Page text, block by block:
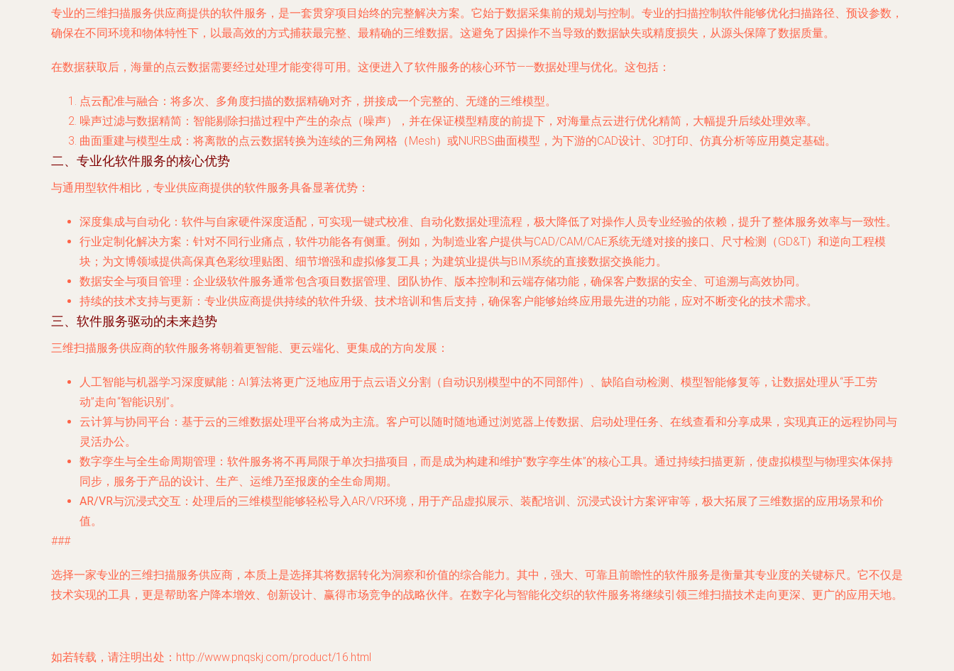
专业的三维扫描服务供应商提供的软件服务，是一套贯穿项目始终的完整解决方案。它始于数据采集前的规划与控制。专业的扫描控制软件能够优化扫描路径、预设参数，
确保在不同环境和物体特性下，以最高效的方式捕获最完整、最精确的三维数据。这避免了因操作不当导致的数据缺失或精度损失，从源头保障了数据质量。
在数据获取后，海量的点云数据需要经过处理才能变得可用。这便进入了软件服务的核心环节——数据处理与优化。这包括：
点云配准与融合 ：将多次、多角度扫描的数据精确对齐，拼接成一个完整的、无缝的三维模型。
噪声过滤与数据精简 ：智能剔除扫描过程中产生的杂点（噪声），并在保证模型精度的前提下，对海量点云进行优化精简，大幅提升后续处理效率。
曲面重建与模型生成 ：将离散的点云数据转换为连续的三角网格（Mesh）或NURBS曲面模型，为下游的CAD设计、3D打印、仿真分析等应用奠定基础。
二、专业化软件服务的核心优势
与通用型软件相比，专业供应商提供的软件服务具备显著优势：
深度集成与自动化 ：软件与自家硬件深度适配，可实现一键式校准、自动化数据处理流程，极大降低了对操作人员专业经验的依赖，提升了整体服务效率与一致性。
行业定制化解决方案 ：针对不同行业痛点，软件功能各有侧重。例如，为制造业客户提供与CAD/CAM/CAE系统无缝对接的接口、尺寸检测（GD&T）和逆向工程模
块；为文博领域提供高保真色彩纹理贴图、细节增强和虚拟修复工具；为建筑业提供与BIM系统的直接数据交换能力。
数据安全与项目管理 ：企业级软件服务通常包含项目数据管理、团队协作、版本控制和云端存储功能，确保客户数据的安全、可追溯与高效协同。
持续的技术支持与更新 ：专业供应商提供持续的软件升级、技术培训和售后支持，确保客户能够始终应用最先进的功能，应对不断变化的技术需求。
三、软件服务驱动的未来趋势
三维扫描服务供应商的软件服务将朝着更智能、更云端化、更集成的方向发展：
人工智能与机器学习深度赋能 ：AI算法将更广泛地应用于点云语义分割（自动识别模型中的不同部件）、缺陷自动检测、模型智能修复等，让数据处理从“手工劳
动”走向“智能识别”。
云计算与协同平台 ：基于云的三维数据处理平台将成为主流。客户可以随时随地通过浏览器上传数据、启动处理任务、在线查看和分享成果，实现真正的远程协同与
灵活办公。
数字孪生与全生命周期管理 ：软件服务将不再局限于单次扫描项目，而是成为构建和维护“数字孪生体”的核心工具。通过持续扫描更新，使虚拟模型与物理实体保持
同步，服务于产品的设计、生产、运维乃至报废的全生命周期。
AR/VR与沉浸式交互 ：处理后的三维模型能够轻松导入AR/VR环境，用于产品虚拟展示、装配培训、沉浸式设计方案评审等，极大拓展了三维数据的应用场景和价
值。
###
选择一家专业的三维扫描服务供应商，本质上是选择其将数据转化为洞察和价值的综合能力。其中，强大、可靠且前瞻性的软件服务是衡量其专业度的关键标尺。它不仅是
技术实现的工具，更是帮助客户降本增效、创新设计、赢得市场竞争的战略伙伴。在数字化与智能化交织的软件服务将继续引领三维扫描技术走向更深、更广的应用天地。
如若转载，请注明出处：http://www.pnqskj.com/product/16.html